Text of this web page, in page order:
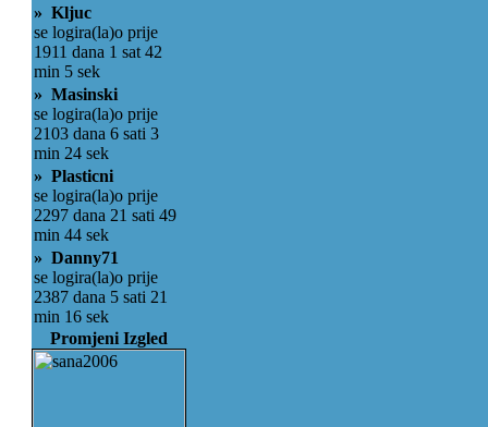
» Kljuc
se logira(la)o prije
1911 dana 1 sat 42
min 5 sek
» Masinski
se logira(la)o prije
2103 dana 6 sati 3
min 24 sek
» Plasticni
se logira(la)o prije
2297 dana 21 sati 49
min 44 sek
» Danny71
se logira(la)o prije
2387 dana 5 sati 21
min 16 sek
Promjeni Izgled